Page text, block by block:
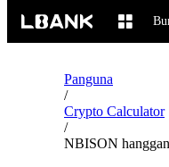
Panguna
/
Crypto Calculator
/
NBISON